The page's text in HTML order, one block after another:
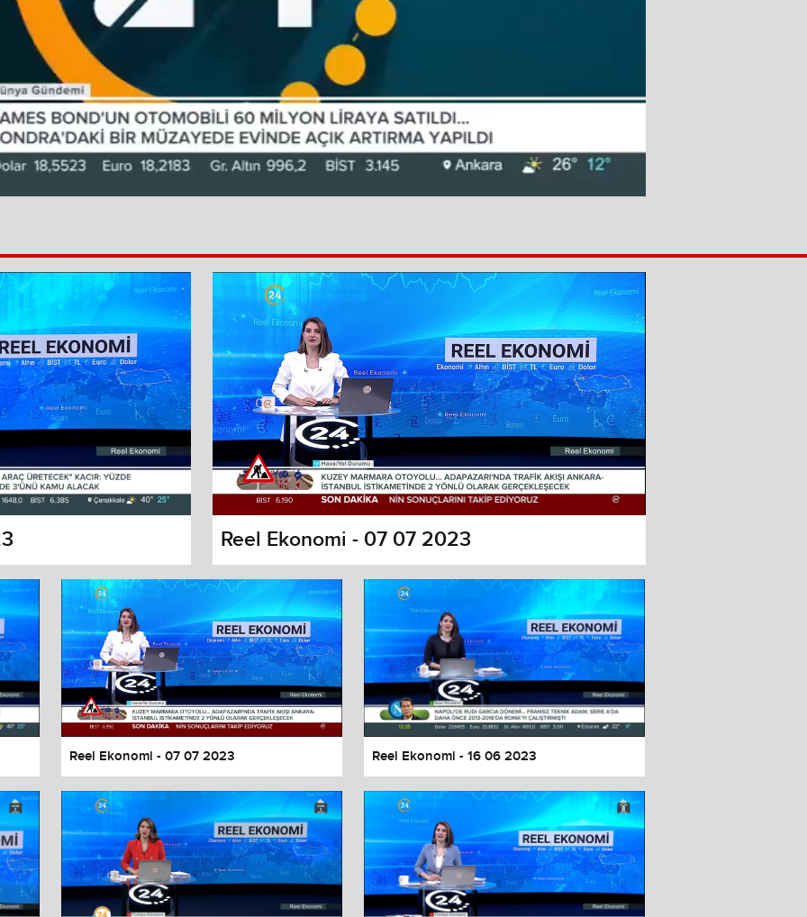
dialog
and close the window.
Reel Ekonomi - 07 07 2023
Reel Ekonomi - 07 07 2023 Reel Ekonomi - 16 06 2023